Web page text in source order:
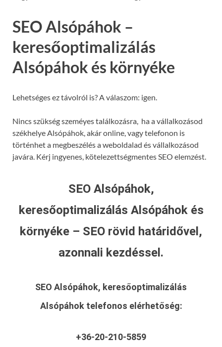
SEO Alsópáhok –
keresőoptimalizálás
Alsópáhok és környéke
Lehetséges ez távolról is? A válaszom: igen.
Nincs szükség szeméyes találkozásra, ha a vállalkozásod
székhelye Alsópáhok, akár online, vagy telefonon is
történhet a megbeszélés a weboldalad és vállalkozásod
javára. Kérj ingyenes, kötelezettségmentes SEO elemzést.
SEO Alsópáhok,
keresőoptimalizálás Alsópáhok és
környéke – SEO rövid határidővel,
azonnali kezdéssel.
SEO Alsópáhok, keresőoptimalizálás
Alsópáhok telefonos elérhetőség:
+36-20-210-5859